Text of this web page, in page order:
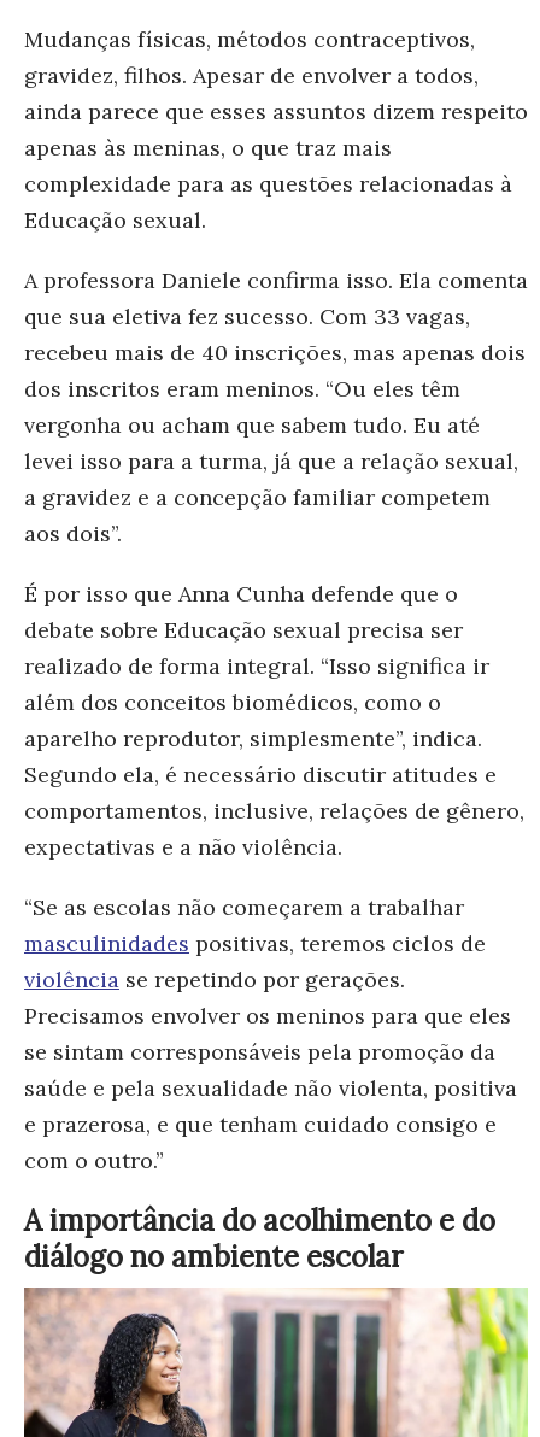
Mudanças físicas, métodos contraceptivos,
gravidez, filhos. Apesar de envolver a todos,
ainda parece que esses assuntos dizem respeito
apenas às meninas, o que traz mais
complexidade para as questões relacionadas à
Educação sexual.
A professora Daniele confirma isso. Ela comenta
que sua eletiva fez sucesso. Com 33 vagas,
recebeu mais de 40 inscrições, mas apenas dois
dos inscritos eram meninos. “Ou eles têm
vergonha ou acham que sabem tudo. Eu até
levei isso para a turma, já que a relação sexual,
a gravidez e a concepção familiar competem
aos dois”.
É por isso que Anna Cunha defende que o
debate sobre Educação sexual precisa ser
realizado de forma integral. “Isso significa ir
além dos conceitos biomédicos, como o
aparelho reprodutor, simplesmente”, indica.
Segundo ela, é necessário discutir atitudes e
comportamentos, inclusive, relações de gênero,
expectativas e a não violência.
“Se as escolas não começarem a trabalhar
masculinidades positivas, teremos ciclos de
violência se repetindo por gerações.
Precisamos envolver os meninos para que eles
se sintam corresponsáveis pela promoção da
saúde e pela sexualidade não violenta, positiva
e prazerosa, e que tenham cuidado consigo e
com o outro.”
A importância do acolhimento e do
diálogo no ambiente escolar